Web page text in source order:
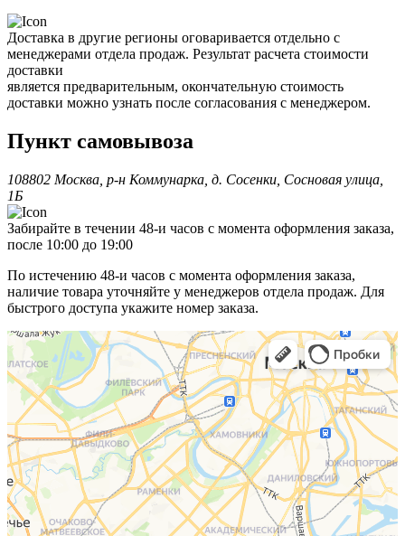
Доставка в другие регионы оговаривается отдельно с
менеджерами отдела продаж. Результат расчета стоимости
доставки
является предварительным, окончательную стоимость
доставки можно узнать после согласования с менеджером.
Пункт самовывоза
108802 Москва, р-н Коммунарка, д. Сосенки, Сосновая улица,
1Б
Забирайте в течении 48-и часов с момента оформления заказа,
после 10:00 до 19:00
По истечению 48-и часов с момента оформления заказа,
наличие товара уточняйте у менеджеров отдела продаж. Для
быстрого доступа укажите номер заказа.